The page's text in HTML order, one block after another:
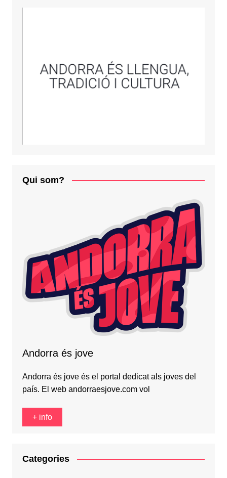
Qui som?
Andorra és jove
Andorra és jove és el portal dedicat als joves del
país. El web andorraesjove.com vol
+ info
Categories